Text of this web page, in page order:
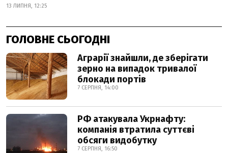
13 ЛИПНЯ, 12:25
ГОЛОВНЕ СЬОГОДНІ
Аграрії знайшли, де зберігати
зерно на випадок тривалої
блокади портів
7 СЕРПНЯ, 14:00
РФ атакувала Укрнафту:
компанія втратила суттєві
обсяги видобутку
7 СЕРПНЯ, 16:50